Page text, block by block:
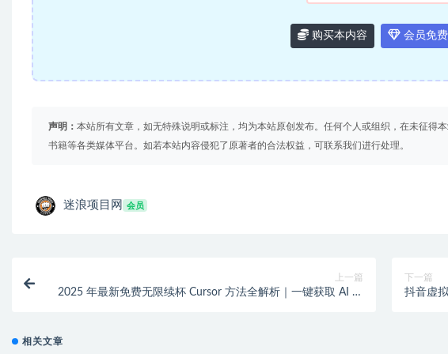
购买本内容 会员免
声明： 本站所有文章，如无特殊说明或标注，均为本站原创发布。任何个人或组织，在未征得
书籍等各类媒体平台。如若本站内容侵犯了原著者的合法权益，可联系我们进行处理。
迷浪项目网 会员
上一篇
2025 年最新免费无限续杯 Cursor 方法全解析｜一键获取 AI 额
下一篇
抖音虚
相关文章